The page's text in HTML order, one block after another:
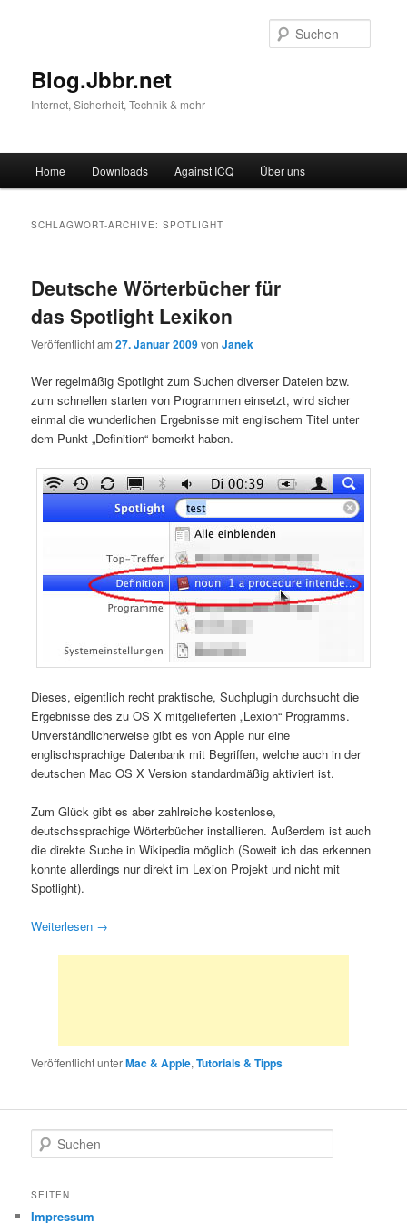
Blog.Jbbr.net
Internet, Sicherheit, Technik & mehr
Zum
Zum
wechseln
Home Downloads Against ICQ Über uns
SCHLAGWORT-ARCHIVE:SPOTLIGHT
Deutsche Wörterbücher für
das Spotlight Lexikon
Veröffentlicht am27. Januar 2009vonJanek
Wer regelmäßig Spotlight zum Suchen diverser Dateien bzw.
zum schnellen starten von Programmen einsetzt, wird sicher
einmal die wunderlichen Ergebnisse mit englischem Titel unter
dem Punkt „Definition“ bemerkt haben.
Dieses, eigentlich recht praktische, Suchplugin durchsucht die
Ergebnisse des zu OS X mitgelieferten „Lexion“ Programms.
Unverständlicherweise gibt es von Apple nur eine
englischsprachige Datenbank mit Begriffen, welche auch in der
deutschen Mac OS X Version standardmäßig aktiviert ist.
Zum Glück gibt es aber zahlreiche kostenlose,
deutschssprachige Wörterbücher installieren. Außerdem ist auch
die direkte Suche in Wikipedia möglich (Soweit ich das erkennen
konnte allerdings nur direkt im Lexion Projekt und nicht mit
Spotlight).
Weiterlesen →
Veröffentlicht unterMac & Apple,Tutorials & Tipps
u
h
SEITEN
Impressum